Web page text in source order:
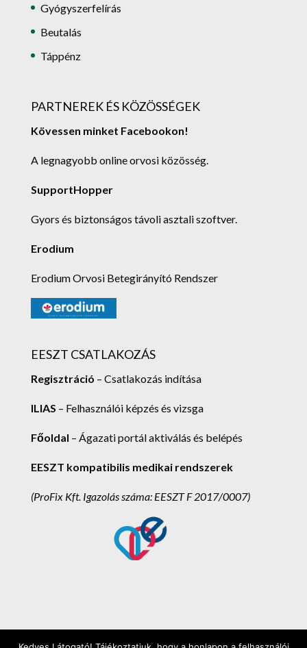
Gyógyszerfelírás
Beutalás
Táppénz
PARTNEREK ÉS KÖZÖSSÉGEK
Kövessen minket Facebookon!
A legnagyobb online orvosi közösség.
SupportHopper
Gyors és biztonságos távoli asztali szoftver.
Erodium
Erodium Orvosi Betegirányító Rendszer
EESZT CSATLAKOZÁS
Regisztráció – Csatlakozás indítása
ILIAS – Felhasználói képzés és vizsga
Főoldal – Ágazati portál aktiválás és belépés
EESZT kompatibilis medikai rendszerek
(ProFix Kft. Igazolás száma: EESZT F 2017/0007)